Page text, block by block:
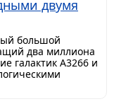
двумя
большой
два миллиона
галактик A3266 и